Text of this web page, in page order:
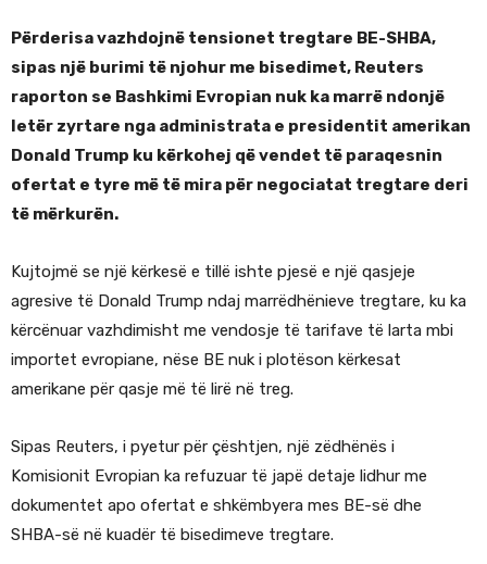
Përderisa vazhdojnë tensionet tregtare BE-SHBA,
sipas një burimi të njohur me bisedimet, Reuters
raporton se Bashkimi Evropian nuk ka marrë ndonjë
letër zyrtare nga administrata e presidentit amerikan
Donald Trump ku kërkohej që vendet të paraqesnin
ofertat e tyre më të mira për negociatat tregtare deri
të mërkurën.
Kujtojmë se një kërkesë e tillë ishte pjesë e një qasjeje
agresive të Donald Trump ndaj marrëdhënieve tregtare, ku ka
kërcënuar vazhdimisht me vendosje të tarifave të larta mbi
importet evropiane, nëse BE nuk i plotëson kërkesat
amerikane për qasje më të lirë në treg.
Sipas Reuters, i pyetur për çështjen, një zëdhënës i
Komisionit Evropian ka refuzuar të japë detaje lidhur me
dokumentet apo ofertat e shkëmbyera mes BE-së dhe
SHBA-së në kuadër të bisedimeve tregtare.